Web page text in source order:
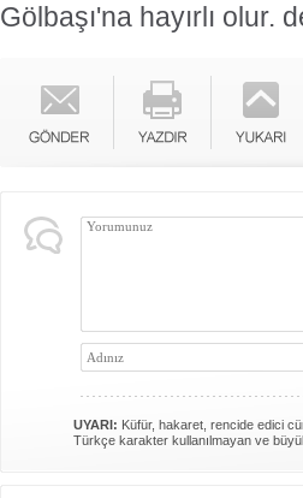
Gölbaşı'na hayırlı olur.
UYARI: Küfür, hakaret, rencide edici
Türkçe karakter kullanılmayan ve